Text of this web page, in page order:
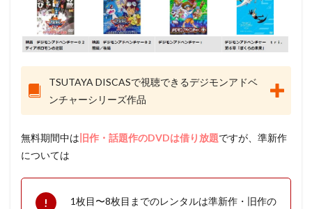
TSUTAYA DISCASで視聴できるデジモンアドベ
ンチャーシリーズ作品
無料期間中は 旧作・話題作のDVDは借り放題ですが、準新作
については
1枚目〜8枚目までのレンタルは準新作・旧作の